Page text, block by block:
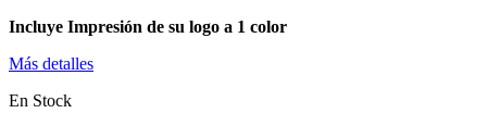
Incluye Impresión de su logo a 1 color
Más detalles
En Stock